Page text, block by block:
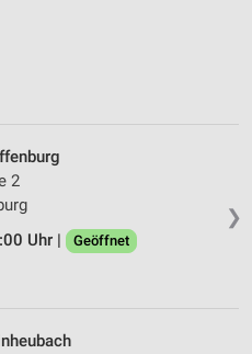
❯
2
Uhr |
Geöffnet